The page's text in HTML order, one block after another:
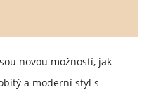
novou možností, jak
a moderní styl s